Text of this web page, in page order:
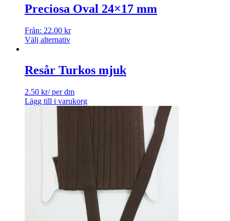
Preciosa Oval 24×17 mm
Från: 22.00 kr
Välj alternativ
Resår Turkos mjuk
2.50 kr/ per dm
Lägg till i varukorg